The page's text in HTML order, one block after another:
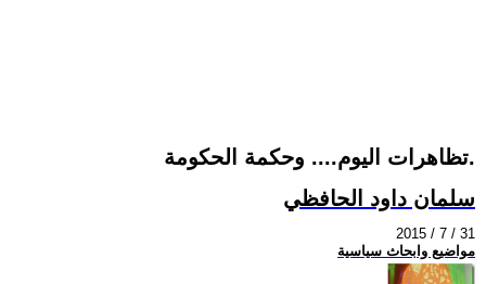
تظاهرات اليوم.... وحكمة الحكومة.
سلمان داود الحافظي
2015 / 7 / 31
مواضيع وابحاث سياسية